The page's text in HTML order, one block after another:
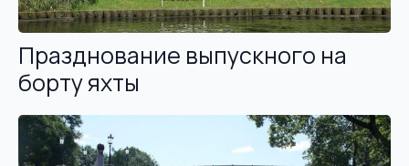
Празднование выпускного на
борту яхты